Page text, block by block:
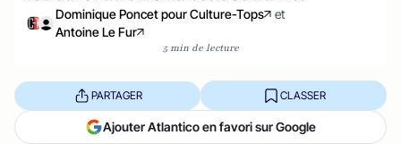
Dominique Poncet pour Culture-Tops
et
Antoine Le Fur
5 min de lecture
PARTAGER CLASSER
Ajouter Atlantico en favori sur Google